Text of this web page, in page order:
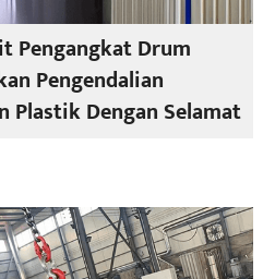
Pengangkat Drum
Pengendalian
Plastik Dengan Selamat